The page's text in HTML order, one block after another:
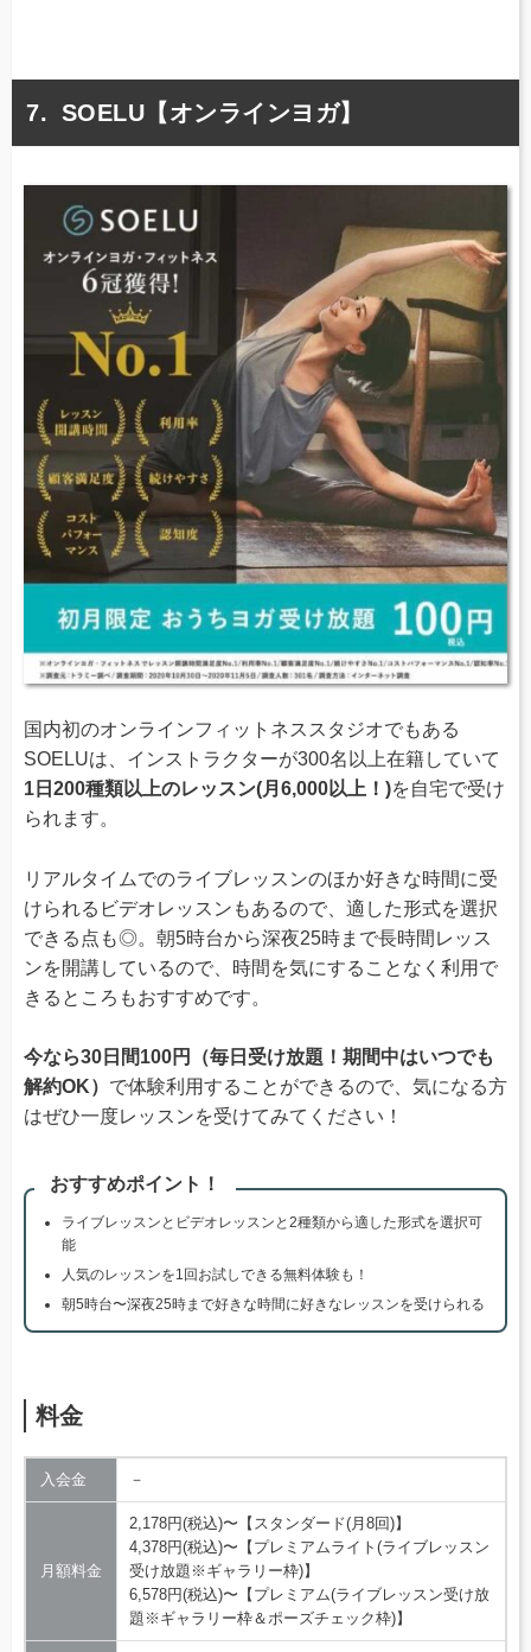
SOELU【オンラインヨガ】
国内初のオンラインフィットネススタジオでもある
SOELUは、インストラクターが300名以上在籍していて
1日200種類以上のレッスン(月6,000以上！)を自宅で受け
られます。
リアルタイムでのライブレッスンのほか好きな時間に受
けられるビデオレッスンもあるので、適した形式を選択
できる点も◎。朝5時台から深夜25時まで長時間レッス
ンを開講しているので、時間を気にすることなく利用で
きるところもおすすめです。
今なら30日間100円（毎日受け放題！期間中はいつでも
解約OK） で体験利用することができるので、気になる方
はぜひ一度レッスンを受けてみてください！
おすすめポイント！
ライブレッスンとビデオレッスンと2種類から適した形式を選択可
能
人気のレッスンを1回お試しできる無料体験も！
朝5時台〜深夜25時まで好きな時間に好きなレッスンを受けられる
料金
入会金 －
月額料金
2,178円(税込)〜【スタンダード(月8回)】
4,378円(税込)〜【プレミアムライト(ライブレッスン
受け放題※ギャラリー枠)】
6,578円(税込)〜【プレミアム(ライブレッスン受け放
題※ギャラリー枠＆ポーズチェック枠)】